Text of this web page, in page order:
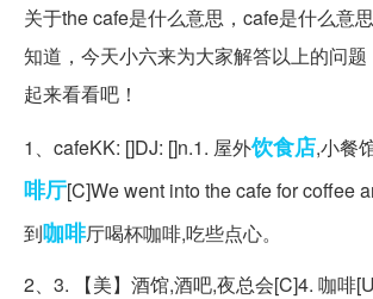
关于the cafe是什么意思，cafe是什么意
知道，今天小六来为大家解答以上的问
起来看看吧！
1、cafeKK: []DJ: []n.1. 屋外饮食店,小餐
啡厅[C]We went into the cafe for coffee
到咖啡厅喝杯咖啡,吃些点心。
2、3. 【美】酒馆,酒吧,夜总会[C]4. 咖啡[U]